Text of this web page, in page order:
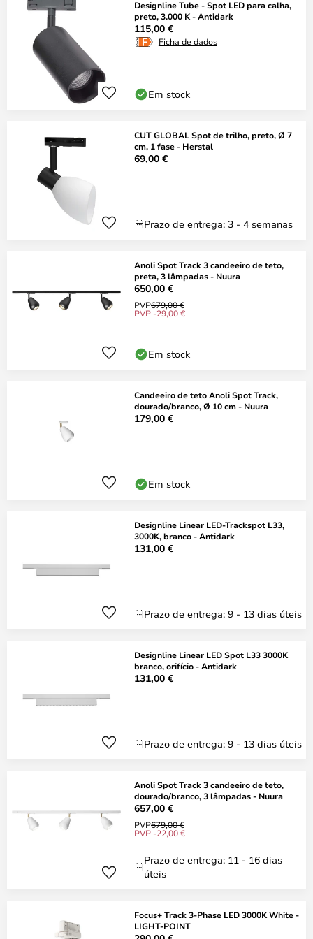
Designline Tube - Spot LED para calha,
preto, 3.000 K - Antidark
115,00 €
Ficha de dados
Em stock
CUT GLOBAL Spot de trilho, preto, Ø 7
cm, 1 fase - Herstal
69,00 €
Prazo de entrega: 3 - 4 semanas
Anoli Spot Track 3 candeeiro de teto,
preta, 3 lâmpadas - Nuura
650,00 €
PVP679,00 €
PVP -29,00 €
Em stock
Candeeiro de teto Anoli Spot Track,
dourado/branco, Ø 10 cm - Nuura
179,00 €
Em stock
Designline Linear LED-Trackspot L33,
3000K, branco - Antidark
131,00 €
Prazo de entrega: 9 - 13 dias úteis
Designline Linear LED Spot L33 3000K
branco, orifício - Antidark
131,00 €
Prazo de entrega: 9 - 13 dias úteis
Anoli Spot Track 3 candeeiro de teto,
dourado/branco, 3 lâmpadas - Nuura
657,00 €
PVP679,00 €
PVP -22,00 €
Prazo de entrega: 11 - 16 dias
úteis
Focus+ Track 3-Phase LED 3000K White -
LIGHT-POINT